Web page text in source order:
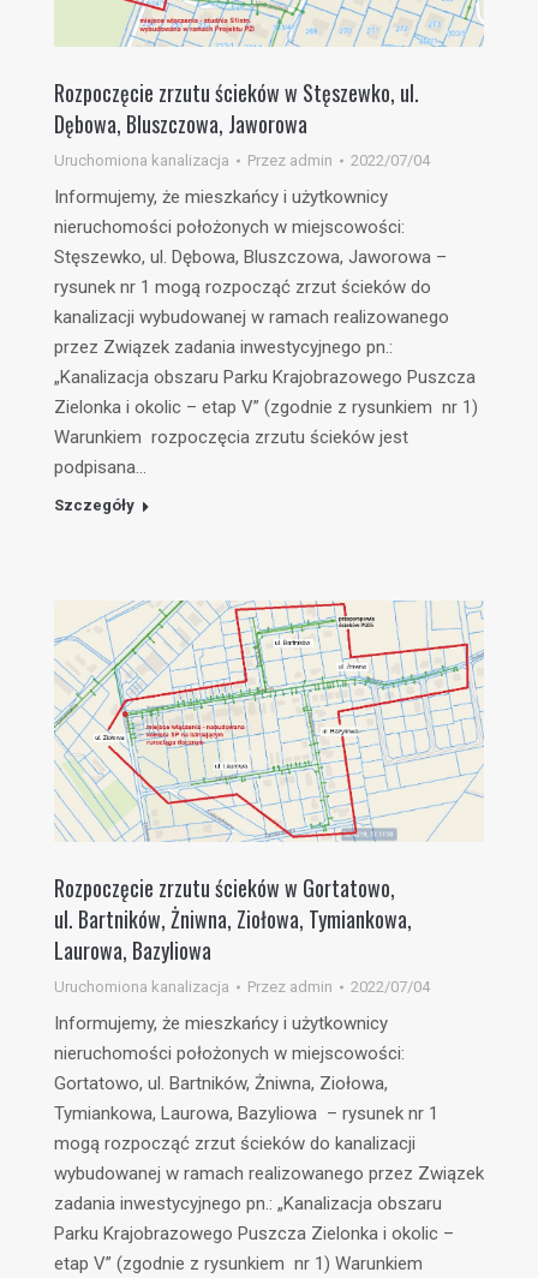
Rozpoczęcie zrzutu ścieków w Stęszewko, ul.
Dębowa, Bluszczowa, Jaworowa
Uruchomiona kanalizacja Przez admin 2022/07/04
Informujemy, że mieszkańcy i użytkownicy
nieruchomości położonych w miejscowości:
Stęszewko, ul. Dębowa, Bluszczowa, Jaworowa –
rysunek nr 1 mogą rozpocząć zrzut ścieków do
kanalizacji wybudowanej w ramach realizowanego
przez Związek zadania inwestycyjnego pn.:
„Kanalizacja obszaru Parku Krajobrazowego Puszcza
Zielonka i okolic – etap V” (zgodnie z rysunkiem nr 1)
Warunkiem rozpoczęcia zrzutu ścieków jest
podpisana…
Szczegóły
Rozpoczęcie zrzutu ścieków w Gortatowo,
ul. Bartników, Żniwna, Ziołowa, Tymiankowa,
Laurowa, Bazyliowa
Uruchomiona kanalizacja Przez admin 2022/07/04
Informujemy, że mieszkańcy i użytkownicy
nieruchomości położonych w miejscowości:
Gortatowo, ul. Bartników, Żniwna, Ziołowa,
Tymiankowa, Laurowa, Bazyliowa – rysunek nr 1
mogą rozpocząć zrzut ścieków do kanalizacji
wybudowanej w ramach realizowanego przez Związek
zadania inwestycyjnego pn.: „Kanalizacja obszaru
Parku Krajobrazowego Puszcza Zielonka i okolic –
etap V” (zgodnie z rysunkiem nr 1) Warunkiem